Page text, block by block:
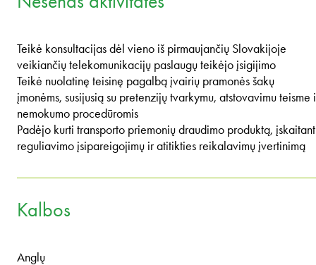
Teikė konsultacijas dėl vieno iš pirmaujančių Slovakijoje
veikiančių telekomunikacijų paslaugų teikėjo įsigijimo
Teikė nuolatinę teisinę pagalbą įvairių pramonės šakų
įmonėms, susijusią su pretenzijų tvarkymu, atstovavimu teisme
nemokumo procedūromis
Padėjo kurti transporto priemonių draudimo produktą, įskaitant
reguliavimo įsipareigojimų ir atitikties reikalavimų įvertinimą
Kalbos
Anglų